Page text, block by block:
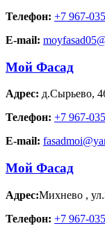
Телефон: +7 967-
E-mail:
Мой Фасад
Адрес: д.Сырьево,
Телефон: +7 967-
E-mail:
Мой Фасад
Адрес:Михнево ,
Телефон: +7 967-